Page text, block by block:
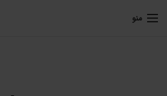
منو